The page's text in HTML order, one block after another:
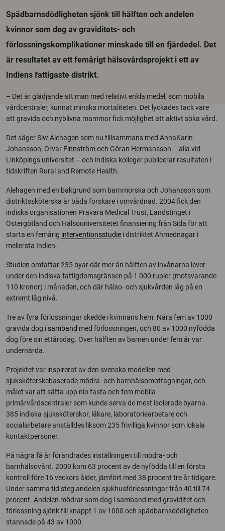
Spädbarnsdödligheten sjönk till hälften och andelen
kvinnor som dog av graviditets- och
förlossningskomplikationer minskade till en fjärdedel. Det
är resultatet av ett femårigt hälsovårdsprojekt i ett av
Indiens fattigaste distrikt.
– Det är glädjande att man med relativt enkla medel, som mobila
vårdcentraler, kunnat minska mortaliteten. Det lyckades tack vare
att gravida och nyblivna mammor fick möjlighet att aktivt söka vård.
Det säger Siw Alehagen som nu tillsammans med AnnaKarin
Johansson, Orvar Finnström och Göran Hermansson – alla vid
Linköpings universitet – och indiska kolleger publicerar resultaten i
tidskriften Rural and Remote Health.
Alehagen med en bakgrund som barnmorska och Johansson som
distriktssköterska är båda forskare i omvårdnad. 2004 fick den
indiska organisationen Pravara Medical Trust, Landstinget i
Östergötland och Hälsouniversitetet finansiering från Sida för att
starta en femårig interventionsstudie i distriktet Ahmednagar i
mellersta Indien.
Studien omfattar 235 byar där mer än hälften av invånarna lever
under den indiska fattigdomsgränsen på 1 000 rupier (motsvarande
110 kronor) i månaden, och där hälso- och sjukvården låg på en
extremt låg nivå.
Tre av fyra förlossningar skedde i kvinnans hem. Nära fem av 1000
gravida dog i samband med förlossningen, och 80 av 1000 nyfödda
dog före sin ettårsdag. Över hälften av barnen under fem år var
undernärda.
Projektet var inspirerat av den svenska modellen med
sjuksköterskebaserade mödra- och barnhälsomottagningar, och
målet var att sätta upp nio fasta och fem mobila
primärvårdscentraler som kunde serva de mest isolerade byarna.
385 indiska sjuksköterskor, läkare, laboratoriearbetare och
socialarbetare anställdes liksom 235 frivilliga kvinnor som lokala
kontaktpersoner.
På några få år förändrades inställningen till mödra- och
barnhälsovård. 2009 kom 63 procent av de nyfödda till en första
kontroll före 16 veckors ålder, jämfört med 38 procent tre år tidigare.
Under samma tid steg andelen sjukhusförlossningar från 40 till 74
procent. Andelen mödrar som dog i samband med graviditet och
förlossning sjönk till knappt 1 av 1000 och spädbarnsdödligheten
stannade på 43 av 1000.